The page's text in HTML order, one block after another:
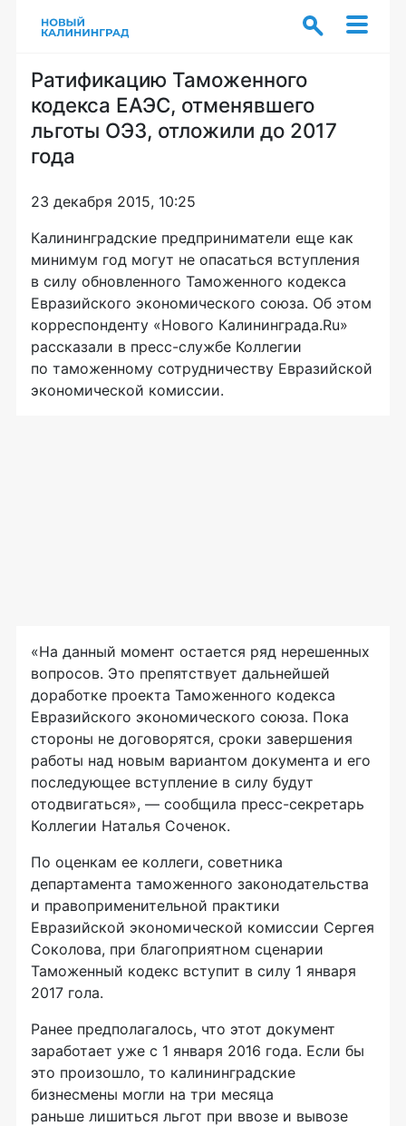
Ратификацию Таможенного
кодекса ЕАЭС, отменявшего
льготы ОЭЗ, отложили до 2017
года
23 декабря 2015, 10:25
Калининградские предприниматели еще как
минимум год могут не опасаться вступления
в силу обновленного Таможенного кодекса
Евразийского экономического союза. Об этом
корреспонденту «Нового Калининграда.Ru»
рассказали в пресс-службе Коллегии
по таможенному сотрудничеству Евразийской
экономической комиссии.
«На данный момент остается ряд нерешенных
вопросов. Это препятствует дальнейшей
доработке проекта Таможенного кодекса
Евразийского экономического союза. Пока
стороны не договорятся, сроки завершения
работы над новым вариантом документа и его
последующее вступление в силу будут
отодвигаться», — сообщила пресс-секретарь
Коллегии Наталья Соченок.
По оценкам ее коллеги, советника
департамента таможенного законодательства
и правоприменительной практики
Евразийской экономической комиссии Сергея
Соколова, при благоприятном сценарии
Таможенный кодекс вступит в силу 1 января
2017 гола.
Ранее предполагалось, что этот документ
заработает уже с 1 января 2016 года. Если бы
это произошло, то калининградские
бизнесмены могли на три месяца
раньше лишиться льгот при ввозе и вывозе